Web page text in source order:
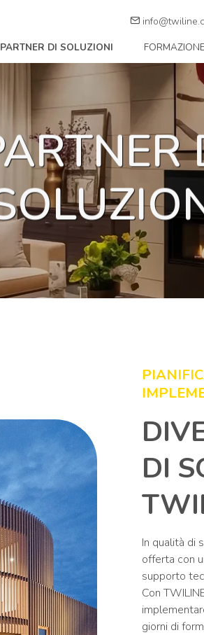
PARTNER DI SOLUZIONI FORMAZIONE
DI
In qualità di
offerta con
supporto
Con
giorni di